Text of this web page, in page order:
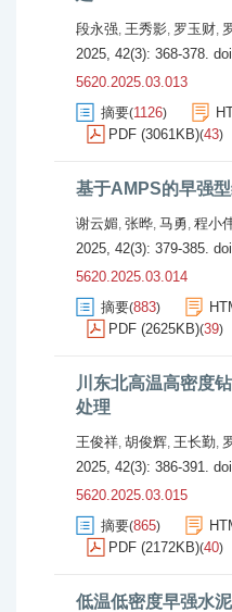
段永强, 王秀影, 罗玉财,
2025, 42(3): 368-378.
5620.2025.03.013
摘要(1126)
PDF (3061KB)(43)
基于AMPS的早强
谢云媚, 张晔, 马勇, 程小
2025, 42(3): 379-385.
5620.2025.03.014
摘要(883)
PDF (2625KB)(39)
川东北高温高密度
处理
王俊祥, 胡俊辉, 王长勤,
2025, 42(3): 386-391.
5620.2025.03.015
摘要(865)
PDF (2172KB)(40)
低温低密度早强水